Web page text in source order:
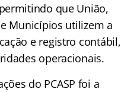
que União,
Municípios utilizem a
e registro contábil,
operacionais.
do PCASP foi a